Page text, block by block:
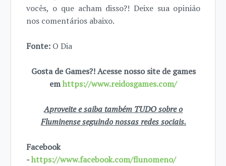
vocês, o que acham disso?! Deixe sua opinião
nos comentários abaixo.
Fonte: O Dia
Gosta de Games?! Acesse nosso site de games
emhttps://www.reidosgames.com/
Aproveite e saiba também TUDO sobre o
Fluminense seguindo nossas redes sociais.
Facebook
-https://www.facebook.com/flunomeno/